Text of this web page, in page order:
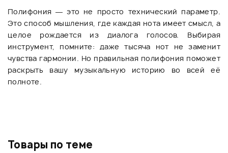
Полифония — это не просто технический параметр.
Это способ мышления, где каждая нота имеет смысл, а
целое рождается из диалога голосов. Выбирая
инструмент, помните: даже тысяча нот не заменит
чувства гармонии. Но правильная полифония поможет
раскрыть вашу музыкальную историю во всей её
полноте.
Товары по теме